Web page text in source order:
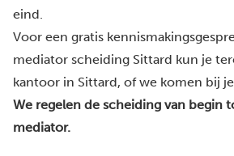
eind.
Voor een gratis
mediator scheiding Sittard kun je
kantoor in Sittard, of we komen bij
We regelen de scheiding van begin
mediator.